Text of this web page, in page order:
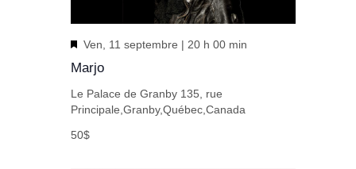
Marjo
En
vedette
Ven, 11 septembre | 20 h 00 min
Le Palace de Granby 135, rue
Principale,Granby,Québec,Canada
50$